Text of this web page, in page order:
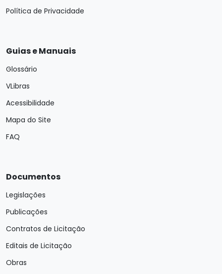
Política de Privacidade
Guias e Manuais
Glossário
VLibras
Acessibilidade
Mapa do Site
FAQ
Documentos
Legislações
Publicações
Contratos de Licitação
Editais de Licitação
Obras